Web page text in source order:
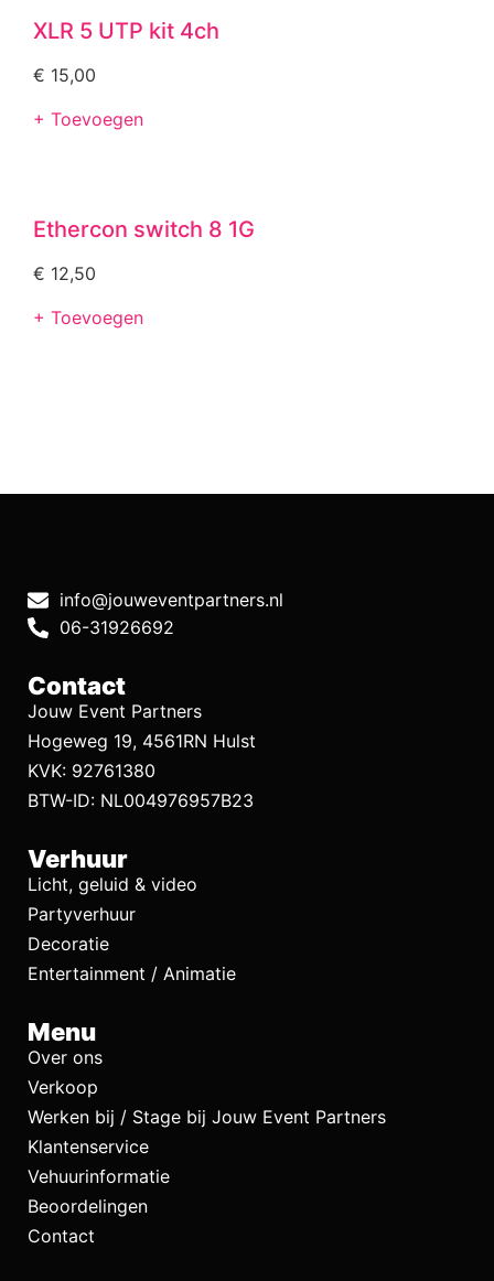
XLR 5 UTP kit 4ch
€ 15,00
+ Toevoegen
Ethercon switch 8 1G
€ 12,50
+ Toevoegen
info@jouweventpartners.nl
06-31926692
Contact
Jouw Event Partners
Hogeweg 19, 4561RN Hulst
KVK: 92761380
BTW-ID: NL004976957B23
Verhuur
Licht, geluid & video
Partyverhuur
Decoratie
Entertainment / Animatie
Menu
Over ons
Verkoop
Werken bij / Stage bij Jouw Event Partners
Klantenservice
Vehuurinformatie
Beoordelingen
Contact